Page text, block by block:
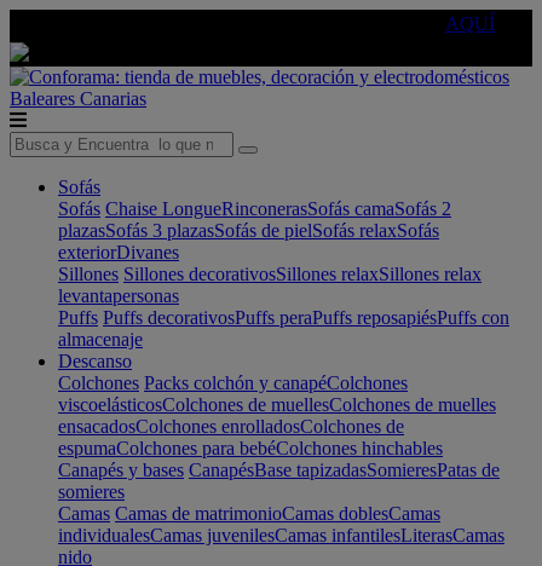
AQUÍ
Baleares Canarias
Sofás
Sofás Chaise LongueRinconerasSofás camaSofás 2
plazasSofás 3 plazasSofás de pielSofás relaxSofás
exteriorDivanes
Sillones Sillones decorativosSillones relaxSillones relax
levantapersonas
Puffs Puffs decorativosPuffs peraPuffs reposapiésPuffs con
almacenaje
Descanso
Colchones Packs colchón y canapéColchones
viscoelásticosColchones de muellesColchones de muelles
ensacadosColchones enrolladosColchones de
espumaColchones para bebéColchones hinchables
Canapés y bases CanapésBase tapizadasSomieresPatas de
somieres
Camas Camas de matrimonioCamas doblesCamas
individualesCamas juvenilesCamas infantilesLiterasCamas
nido